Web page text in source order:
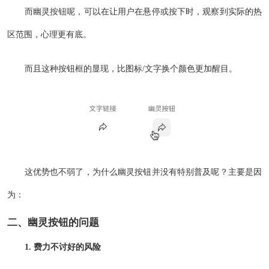
而幽灵按钮呢，可以在让用户在悬停或按下时，观察到实际的热
区范围，心理更有底。
而且这种按钮框的显现，比图标/文字换个颜色更加醒目。
这优势也不弱了，为什么幽灵按钮并没有特别普及呢？主要是因
为：
二、幽灵按钮的问题
1. 费力不讨好的风险